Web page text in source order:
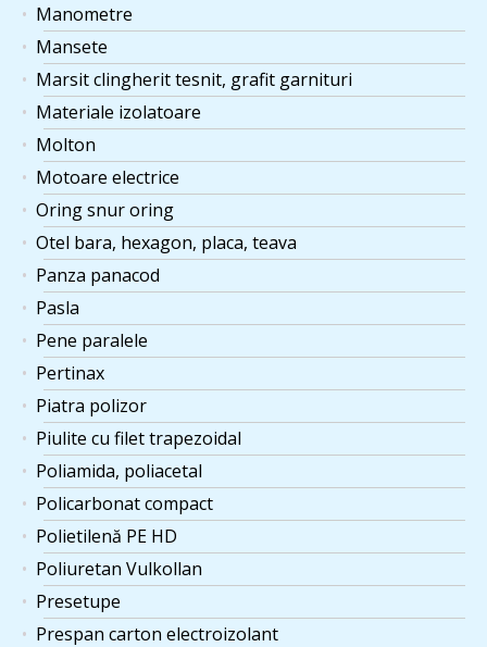
Manometre
Mansete
Marsit clingherit tesnit, grafit garnituri
Materiale izolatoare
Molton
Motoare electrice
Oring snur oring
Otel bara, hexagon, placa, teava
Panza panacod
Pasla
Pene paralele
Pertinax
Piatra polizor
Piulite cu filet trapezoidal
Poliamida, poliacetal
Policarbonat compact
Polietilenă PE HD
Poliuretan Vulkollan
Presetupe
Prespan carton electroizolant